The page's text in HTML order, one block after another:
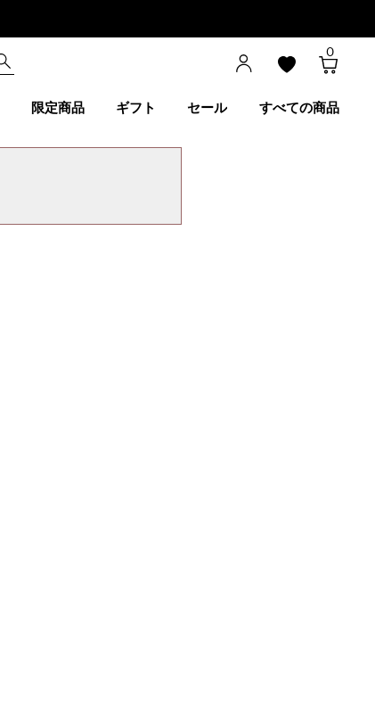
0
限定商品 ギフト セール すべての商品